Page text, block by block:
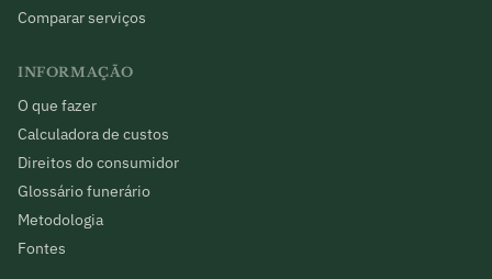
Comparar serviços
INFORMAÇÃO
O que fazer
Calculadora de custos
Direitos do consumidor
Glossário funerário
Metodologia
Fontes